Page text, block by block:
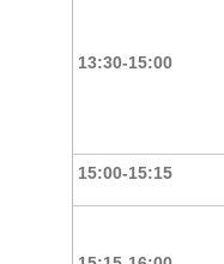
13:30-15:00
15:00-15:15